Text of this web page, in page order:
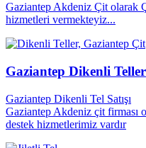
Gaziantep Akdeniz Çit olarak
hizmetleri vermekteyiz...
Gaziantep Dikenli Teller
Gaziantep Dikenli Tel Satışı
Gaziantep Akdeniz çit firması
destek hizmetlerimiz vardır